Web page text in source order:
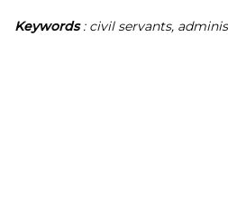
Keywords: civil servants,